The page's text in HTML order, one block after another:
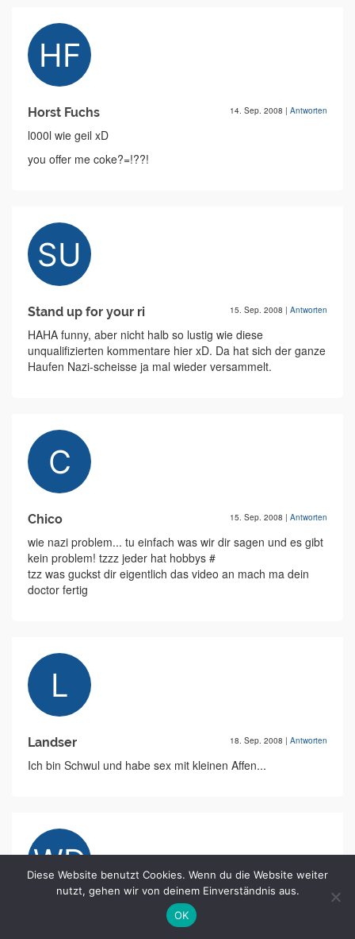
Horst Fuchs 14. Sep. 2008 | Antworten
l000l wie geil xD
you offer me coke?=!??!
Stand up for your ri 15. Sep. 2008 | Antworten
HAHA funny, aber nicht halb so lustig wie diese
unqualifizierten kommentare hier xD. Da hat sich der ganze
Haufen Nazi-scheisse ja mal wieder versammelt.
Chico 15. Sep. 2008 | Antworten
wie nazi problem... tu einfach was wir dir sagen und es gibt
kein problem! tzzz jeder hat hobbys #
tzz was guckst dir eigentlich das video an mach ma dein
doctor fertig
Landser 18. Sep. 2008 | Antworten
Ich bin Schwul und habe sex mit kleinen Affen...
Diese Website benutzt Cookies. Wenn du die Website weiter
nutzt, gehen wir von deinem Einverständnis aus.
OK